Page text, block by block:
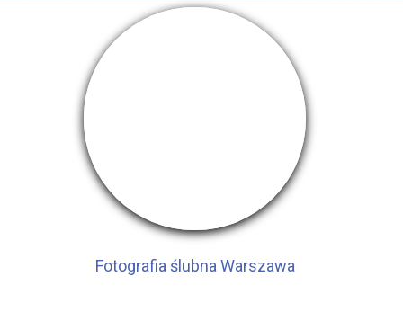
Fotografia ślubna Warszawa